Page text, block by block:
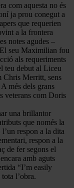
com aquesta no és
ja prou conegut a
que requerien
a la frontera
notes agudes –
seu Maximilian fou
als requeriments
teu debut al Liceu
Chris Merritt, sens
més dels grans
veterans com Doris
una brillantor
que només la
respon a la dita
respon a la
de fer segons el
amb aguts
“I’m easily
l’obra.